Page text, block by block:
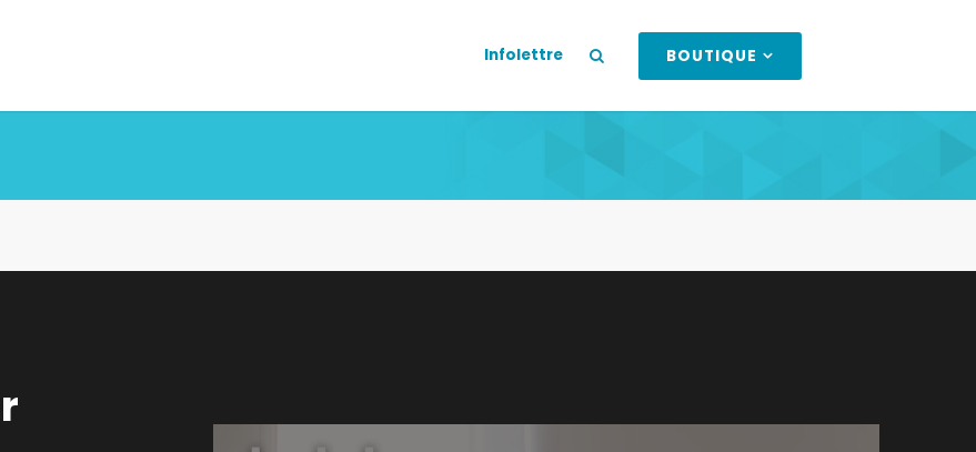
Infolettre BOUTIQUE